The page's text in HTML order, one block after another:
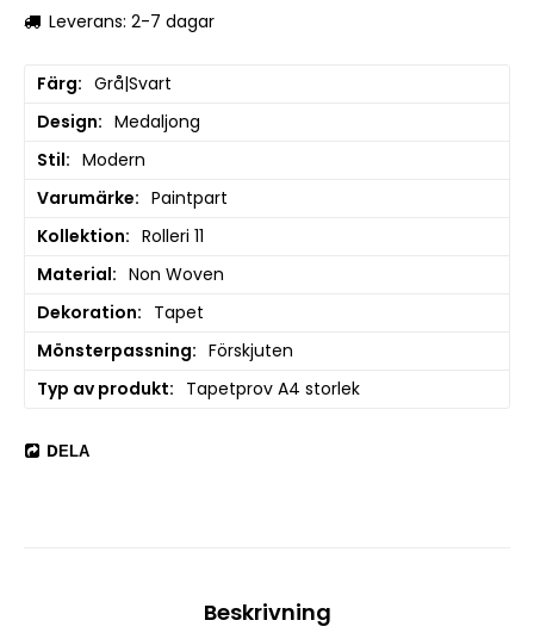
Leverans: 2-7 dagar
Färg
Grå|Svart
Design
Medaljong
Stil
Modern
Varumärke
Paintpart
Kollektion
Rolleri 11
Material
Non Woven
Dekoration
Tapet
Mönsterpassning
Förskjuten
Typ av produkt
Tapetprov A4 storlek
DELA
Beskrivning